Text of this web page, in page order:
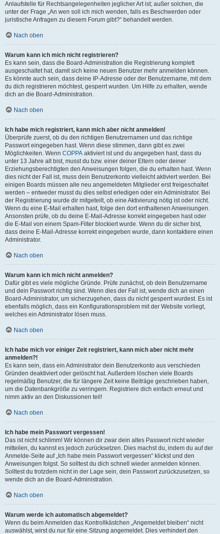
Anlaufstelle für Rechtsangelegenheiten jeglicher Art ist; außer solchen, die
unter der Frage „An wen soll ich mich wenden, falls es Beschwerden oder
juristische Anfragen zu diesem Forum gibt?“ behandelt werden.
Nach oben
Warum kann ich mich nicht registrieren?
Es kann sein, dass die Board-Administration die Registrierung komplett
ausgeschaltet hat, damit sich keine neuen Benutzer mehr anmelden können.
Es könnte auch sein, dass deine IP-Adresse oder der Benutzername, mit dem
du dich registrieren möchtest, gesperrt wurden. Um Hilfe zu erhalten, wende
dich an die Board-Administration.
Nach oben
Ich habe mich registriert, kann mich aber nicht anmelden!
Überprüfe zuerst, ob du den richtigen Benutzernamen und das richtige
Passwort eingegeben hast. Wenn diese stimmen, dann gibt es zwei
Möglichkeiten. Wenn COPPA aktiviert ist und du angegeben hast, dass du
unter 13 Jahre alt bist, musst du bzw. einer deiner Eltern oder deiner
Erziehungsberechtigten den Anweisungen folgen, die du erhalten hast. Wenn
dies nicht der Fall ist, muss dein Benutzerkonto vielleicht aktiviert werden. Bei
einigen Boards müssen alle neu angemeldeten Mitglieder erst freigeschaltet
werden – entweder musst du dies selbst erledigen oder ein Administrator. Bei
der Registrierung wurde dir mitgeteilt, ob eine Aktivierung nötig ist oder nicht.
Wenn du eine E-Mail erhalten hast, folge den dort enthaltenen Anweisungen.
Ansonsten prüfe, ob du deine E-Mail-Adresse korrekt eingegeben hast oder
die E-Mail von einem Spam-Filter blockiert wurde. Wenn du dir sicher bist,
dass deine E-Mail-Adresse korrekt eingegeben wurde, dann kontaktiere einen
Administrator.
Nach oben
Warum kann ich mich nicht anmelden?
Dafür gibt es viele mögliche Gründe. Prüfe zunächst, ob dein Benutzername
und dein Passwort richtig sind. Wenn dies der Fall ist, wende dich an einen
Board-Administrator, um sicherzugehen, dass du nicht gesperrt wurdest. Es ist
ebenfalls möglich, dass ein Konfigurationsproblem mit der Website vorliegt,
welches ein Administrator lösen muss.
Nach oben
Ich habe mich vor einiger Zeit registriert, kann mich aber nicht mehr
anmelden?!
Es kann sein, dass ein Administrator dein Benutzerkonto aus verschieden
Gründen deaktiviert oder gelöscht hat. Außerdem löschen viele Boards
regelmäßig Benutzer, die für längere Zeit keine Beiträge geschrieben haben,
um die Datenbankgröße zu verringern. Registriere dich einfach erneut und
nimm aktiv an den Diskussionen teil!
Nach oben
Ich habe mein Passwort vergessen!
Das ist nicht schlimm! Wir können dir zwar dein altes Passwort nicht wieder
mitteilen, du kannst es jedoch zurücksetzen. Dies machst du, indem du auf der
Anmelde-Seite auf „Ich habe mein Passwort vergessen“ klickst und den
Anweisungen folgst. So solltest du dich schnell wieder anmelden können.
Solltest du trotzdem nicht in der Lage sein, dein Passwort zurückzusetzen, so
wende dich an die Board-Administration.
Nach oben
Warum werde ich automatisch abgemeldet?
Wenn du beim Anmelden das Kontrollkästchen „Angemeldet bleiben“ nicht
auswählst, wirst du nur für eine Sitzung angemeldet. Dies verhindert den